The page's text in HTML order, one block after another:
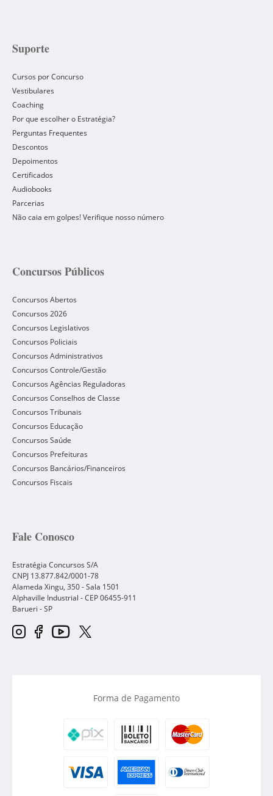
Suporte
Cursos por Concurso
Vestibulares
Coaching
Por que escolher o Estratégia?
Perguntas Frequentes
Descontos
Depoimentos
Certificados
Audiobooks
Parcerias
Não caia em golpes! Verifique nosso número
Concursos Públicos
Concursos Abertos
Concursos 2026
Concursos Legislativos
Concursos Policiais
Concursos Administrativos
Concursos Controle/Gestão
Concursos Agências Reguladoras
Concursos Conselhos de Classe
Concursos Tribunais
Concursos Educação
Concursos Saúde
Concursos Prefeituras
Concursos Bancários/Financeiros
Concursos Fiscais
Fale Conosco
Estratégia Concursos S/A
CNPJ 13.877.842/0001-78
Alameda Xingu, 350 - Sala 1501
Alphaville Industrial - CEP06455-911
Barueri -SP
Forma de Pagamento